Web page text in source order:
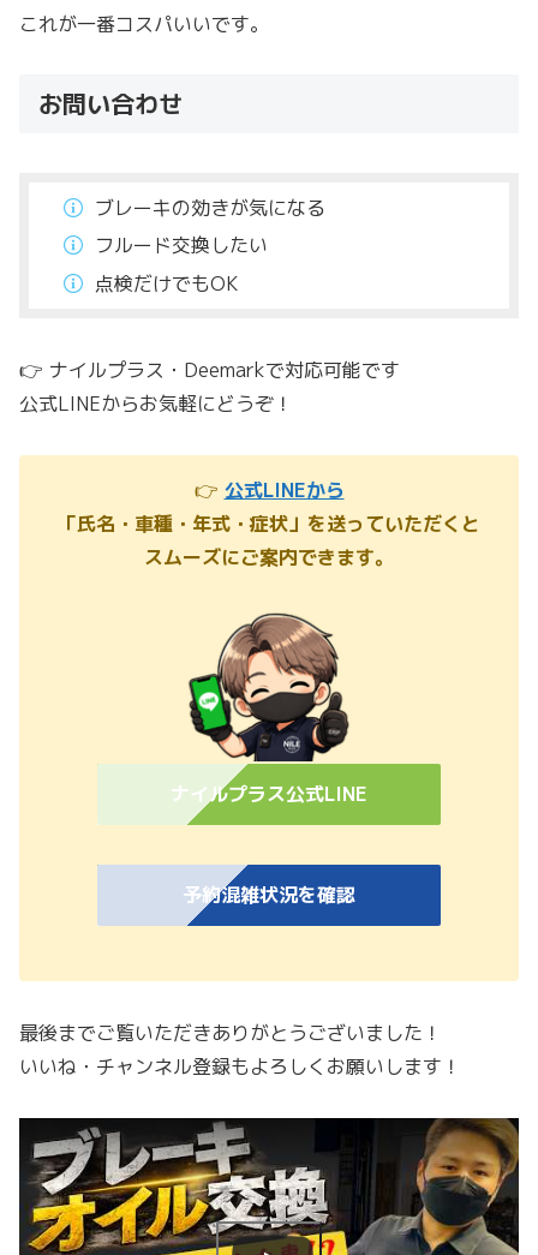
これが一番コスパいいです。
お問い合わせ
ブレーキの効きが気になる
フルード交換したい
点検だけでもOK
👉 ナイルプラス・Deemarkで対応可能です
公式LINEからお気軽にどうぞ！
👉 公式LINEから
「氏名・車種・年式・症状」を送っていただくと
スムーズにご案内できます。
ナイルプラス公式LINE
予約混雑状況を確認
最後までご覧いただきありがとうございました！
いいね・チャンネル登録もよろしくお願いします！